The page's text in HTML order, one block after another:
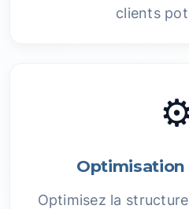
clients
Optimisez la